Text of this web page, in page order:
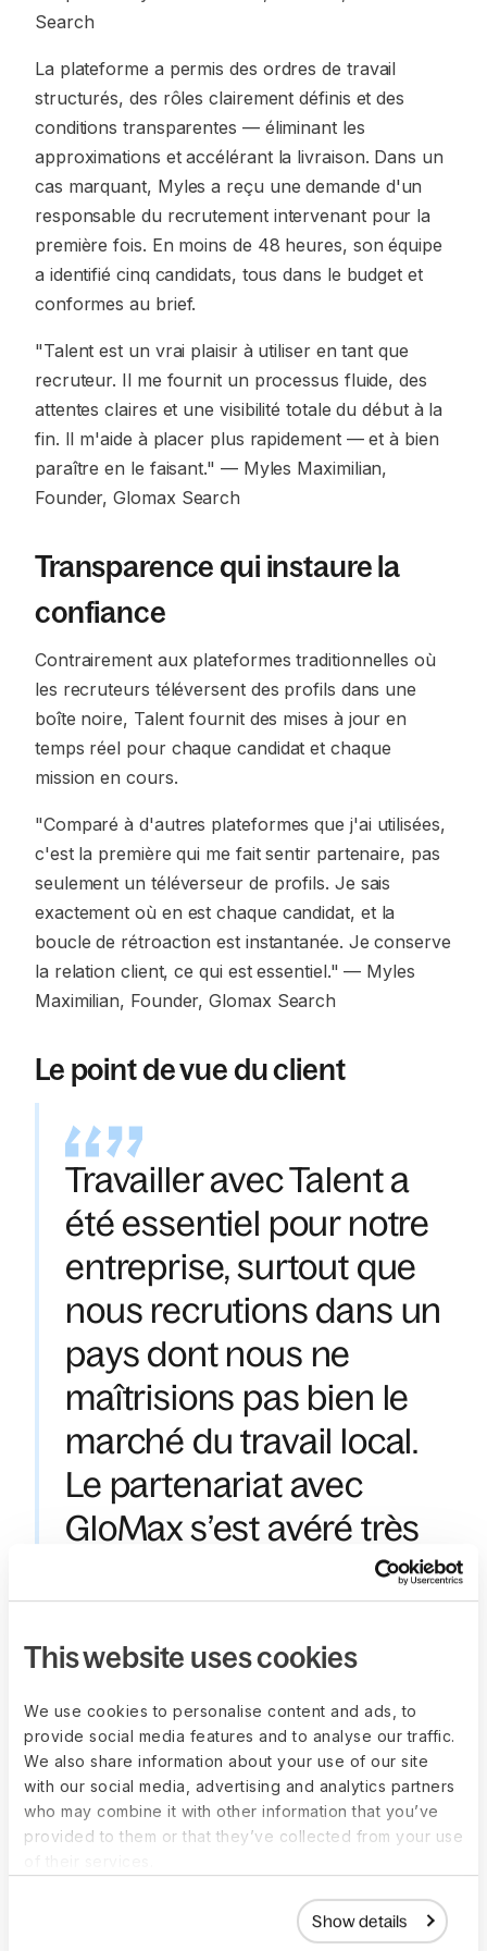
This website uses cookies
We use cookies to personalise content and ads, to
provide social media features and to analyse our traffic.
We also share information about your use of our site
with our social media, advertising and analytics partners
who may combine it with other information that you’ve
provided to them or that they’ve collected from your use
Show details
Search
La plateforme a permis des ordres de travail
structurés, des rôles clairement définis et des
conditions transparentes — éliminant les
approximations et accélérant la livraison. Dans un
cas marquant, Myles a reçu une demande d'un
responsable du recrutement intervenant pour la
première fois. En moins de 48 heures, son équipe
a identifié cinq candidats, tous dans le budget et
conformes au brief.
"Talent est un vrai plaisir à utiliser en tant que
recruteur. Il me fournit un processus fluide, des
attentes claires et une visibilité totale du début à la
fin. Il m'aide à placer plus rapidement — et à bien
paraître en le faisant." — Myles Maximilian,
Founder, Glomax Search
Transparence qui instaure la
confiance
Contrairement aux plateformes traditionnelles où
les recruteurs téléversent des profils dans une
boîte noire, Talent fournit des mises à jour en
temps réel pour chaque candidat et chaque
mission en cours.
"Comparé à d'autres plateformes que j'ai utilisées,
c'est la première qui me fait sentir partenaire, pas
seulement un téléverseur de profils. Je sais
exactement où en est chaque candidat, et la
boucle de rétroaction est instantanée. Je conserve
la relation client, ce qui est essentiel." — Myles
Maximilian, Founder, Glomax Search
Le point de vue du client
Travailler avec Talent a
été essentiel pour notre
entreprise, surtout que
nous recrutions dans un
pays dont nous ne
maîtrisions pas bien le
marché du travail local.
Le partenariat avec
GloMax s’est avéré très
adapté — leur soutien et
d’une valeur inestimable.
La possibilité de gérer
tous les candidats
potentiels sur une
plateforme centralisée a
également été d’un
grand secours et nous a